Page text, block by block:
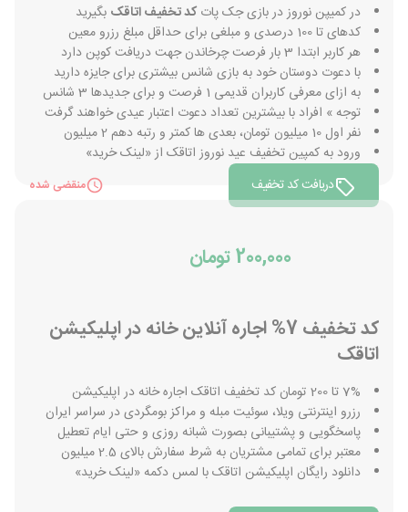
در کمیپن نوروز در بازی جک پات کد تخفیف اتاقک بگیرید
کدهای تا 100 درصدی و مبلغی برای حداقل مبلغ رزرو معین
هر کاربر ابتدا 3 بار فرصت چرخاندن جهت دریافت کوپن دارد
با دعوت دوستان خود به بازی شانس بیشتری برای جایزه دارید
به ازای معرفی کاربران قدیمی 1 فرصت و برای جدیدها 3 شانس
توجه » افراد با بیشترین تعداد دعوت اعتبار عیدی خواهند گرفت
نفر اول 10 میلیون تومان، بعدی ها کمتر و رتبه دهم 2 میلیون
ورود به کمپین تخفیف عید نوروز اتاقک از «لینک خرید»
دریافت کد تخفیف
منقضی شده
200,000 تومان
کد تخفیف 7% اجاره آنلاین خانه در اپلیکیشن
اتاقک
7% تا 200 تومان کد تخفیف اتاقک اجاره خانه در اپلیکیشن
رزرو اینترنتی ویلا، سوئیت مبله و مراکز بومگردی در سراسر ایران
پاسخگویی و پشتیبانی بصورت شبانه روزی و حتی ایام تعطیل
معتبر برای تمامی مشتریان به شرط سفارش بالای 2.5 میلیون
دانلود رایگان اپلیکیشن اتاقک با لمس دکمه «لینک خرید»